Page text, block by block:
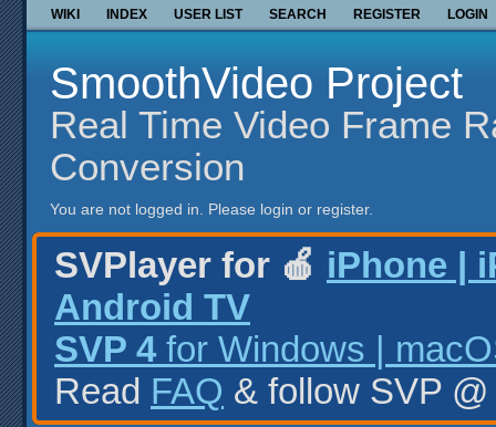
WIKI INDEX USER LIST SEARCH REGISTER LOGIN
SmoothVideo Project
Real Time Video Frame
Conversion
You are not logged in. Please login or register.
SVPlayer for 🍎 iPhone |
Android TV
SVP 4 for Windows |
Read FAQ & follow SVP